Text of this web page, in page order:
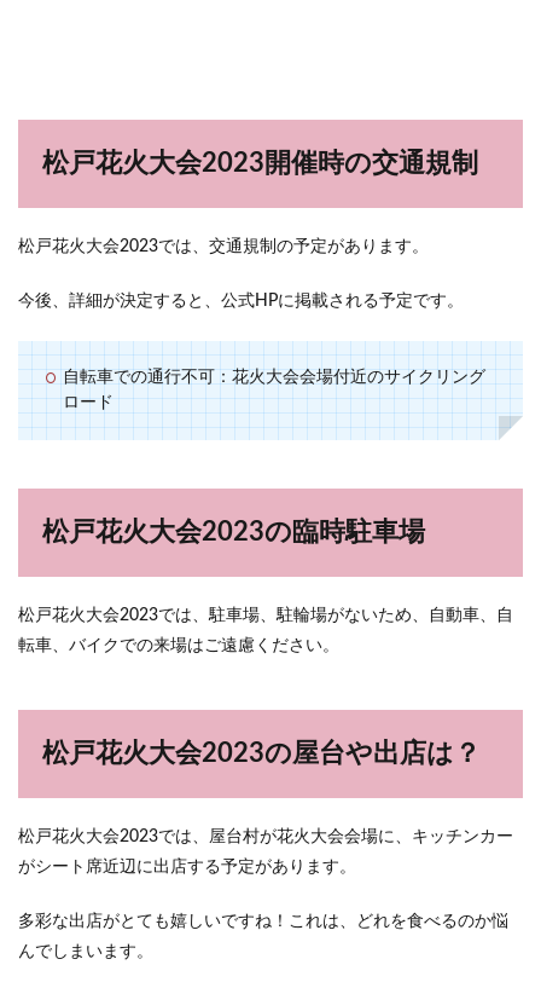
松戸花火大会2023開催時の交通規制
松戸花火大会2023では、交通規制の予定があります。
今後、詳細が決定すると、公式HPに掲載される予定です。
自転車での通行不可：花火大会会場付近のサイクリング
ロード
松戸花火大会2023の臨時駐車場
松戸花火大会2023では、駐車場、駐輪場がないため、自動車、自
転車、バイクでの来場はご遠慮ください。
松戸花火大会2023の屋台や出店は？
松戸花火大会2023では、屋台村が花火大会会場に、キッチンカー
がシート席近辺に出店する予定があります。
多彩な出店がとても嬉しいですね！これは、どれを食べるのか悩
んでしまいます。